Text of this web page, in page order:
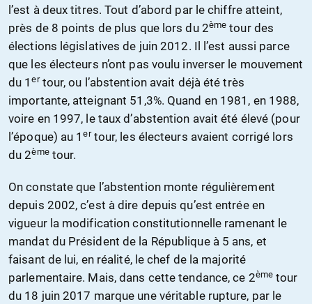
l’est à deux titres. Tout d’abord par le chiffre atteint,
près de 8 points de plus que lors du 2ème tour des
élections législatives de juin 2012. Il l’est aussi parce
que les électeurs n’ont pas voulu inverser le mouvement
du 1ertour, ou l’abstention avait déjà été très
importante, atteignant 51,3%. Quand en 1981, en 1988,
voire en 1997, le taux d’abstention avait été élevé (pour
l’époque) au 1ertour, les électeurs avaient corrigé lors
du 2èmetour.
On constate que l’abstention monte régulièrement
depuis 2002, c’est à dire depuis qu’est entrée en
vigueur la modification constitutionnelle ramenant le
mandat du Président de la République à 5 ans, et
faisant de lui, en réalité, le chef de la majorité
parlementaire. Mais, dans cette tendance, ce 2èmetour
du 18 juin 2017 marque une véritable rupture, par le